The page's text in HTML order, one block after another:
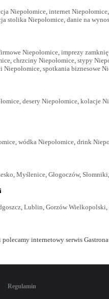
Niepołomice, internet Niepołomice,
stolika Niepołomice, danie na
Niepołomice, imprezy
, chrzciny Niepołomice, stypy
Niepołomice, spotkania biznesowe
, desery Niepołomice, kolacje
, wódka Niepołomice, drink
, Myślenice, Głogoczów, Słomniki,
, Lublin, Gorzów Wielkopolski,
internetowy serwis
Regulamin